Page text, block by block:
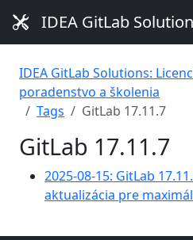
IDEA GitLab
IDEA GitLab Solutions:
poradenstvo a školenia
Tags
GitLab 17.11.7
GitLab 17.11.7
2025-08-15: GitLab
aktualizácia pre